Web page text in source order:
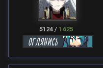
5124 / 1 625